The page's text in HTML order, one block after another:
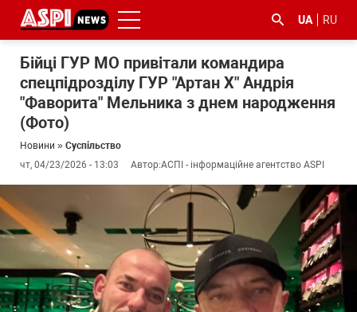
UA RU
Бійці ГУР МО привітали командира
спецпідрозділу ГУР "Артан Х" Андрія
"Фаворита" Мельника з днем народження
(Фото)
Новини » Суспільство
чт, 04/23/2026 - 13:03
Автор:АСПІ - інформаційне агентство ASPI
корупцією